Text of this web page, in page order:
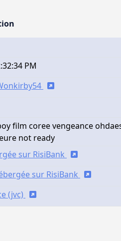
PM
film coree vengeance
not ready
sur RisiBank
sur RisiBank
(jvc)